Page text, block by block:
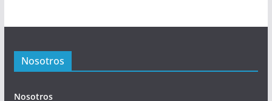
Nosotros
Nosotros